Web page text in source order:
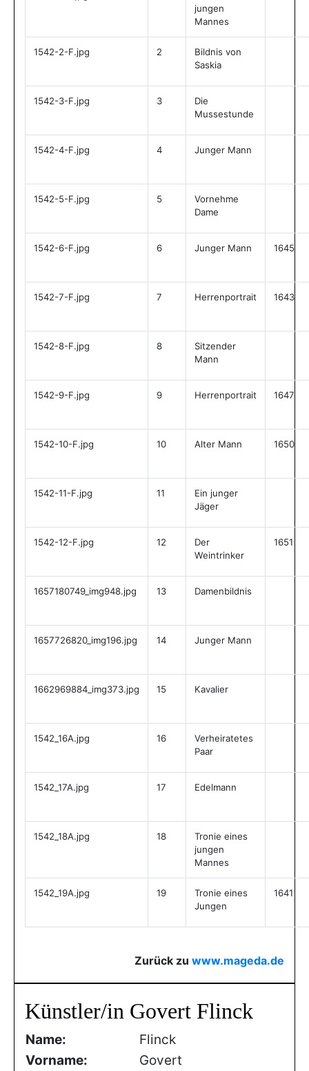
jungen
Mannes
1542-2-F.jpg 2
Bildnis von
Saskia
1542-3-F.jpg 3
Die
Mussestunde
1542-4-F.jpg 4 Junger Mann
1542-5-F.jpg 5
Vornehme
Dame
1542-6-F.jpg 6 Junger Mann 1645
1542-7-F.jpg 7 Herrenportrait 1643
1542-8-F.jpg 8
Sitzender
Mann
1542-9-F.jpg 9 Herrenportrait 1647
1542-10-F.jpg 10 Alter Mann 1650
1542-11-F.jpg 11
Ein junger
Jäger
1542-12-F.jpg 12
Der
Weintrinker
1651
1657180749_img948.jpg 13 Damenbildnis
1657726820_img196.jpg 14 Junger Mann
1662969884_img373.jpg 15 Kavalier
1542_16A.jpg 16
Verheiratetes
Paar
1542_17A.jpg 17 Edelmann
1542_18A.jpg 18
Tronie eines
jungen
Mannes
1542_19A.jpg 19
Tronie eines
Jungen
1641
Zurück zu www.mageda.de
Künstler/in Govert Flinck
Name:
Flinck
Vorname:
Govert